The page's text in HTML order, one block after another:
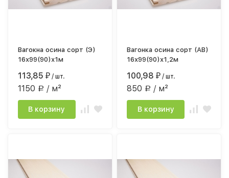
Вагокна осина сорт (Э)
16х99(90)х1м
113,85₽ / шт.
1150 Р / м²
В корзину
Вагонка осина сорт (АВ)
16х99(90)х1,2м
100,98₽ / шт.
850 Р / м²
В корзину